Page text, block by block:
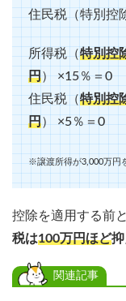
住民税（特別控
所得税（特別控
円） ×15％＝0
住民税（特別控
円） ×5％＝0
※譲渡所得が3,000万円
控除を適用する前
税は100万円ほど
関連記事